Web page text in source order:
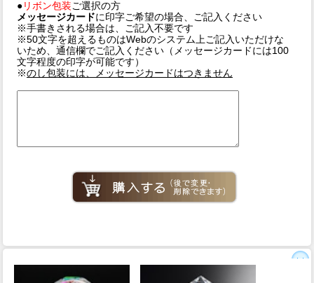
● リボン包装ご選択の方
メッセージカードに印字ご希望の場合、ご記入ください
※手書きされる場合は、ご記入不要です
※50文字を超えるものはWebのシステム上ご記入いただけな
いため、通信欄でご記入ください（メッセージカードには100
文字程度の印字が可能です）
※のし包装には、メッセージカードはつきません